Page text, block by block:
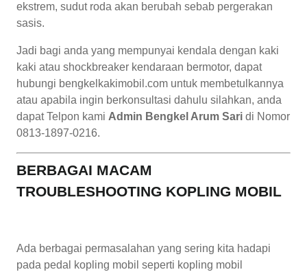
ekstrem, sudut roda akan berubah sebab pergerakan
sasis.
Jadi bagi anda yang mempunyai kendala dengan kaki
kaki atau shockbreaker kendaraan bermotor, dapat
hubungi bengkelkakimobil.com untuk membetulkannya
atau apabila ingin berkonsultasi dahulu silahkan, anda
dapat Telpon kami Admin Bengkel Arum Sari di Nomor
0813-1897-0216.
BERBAGAI MACAM
TROUBLESHOOTING KOPLING MOBIL
Ada berbagai permasalahan yang sering kita hadapi
pada pedal kopling mobil seperti kopling mobil